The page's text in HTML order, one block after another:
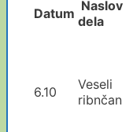
Datum Naslov
dela
6.10
Veseli
ribnčan